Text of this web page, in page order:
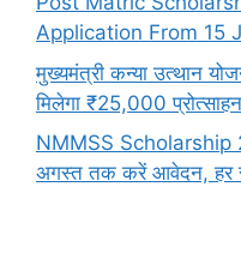
Application From 15
मुख्यमंत्री कन्या उत्थान
मिलेगा ₹25,000 प्रोत्साहन
NMMSS
अगस्त तक करें आवेदन, हर